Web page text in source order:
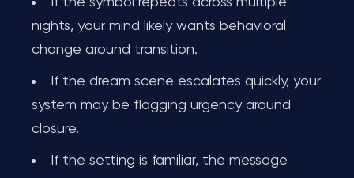
nights, your mind likely wants behavioral
change around transition.
If the dream scene escalates quickly, your
system may be flagging urgency around
closure.
If the setting is familiar, the message